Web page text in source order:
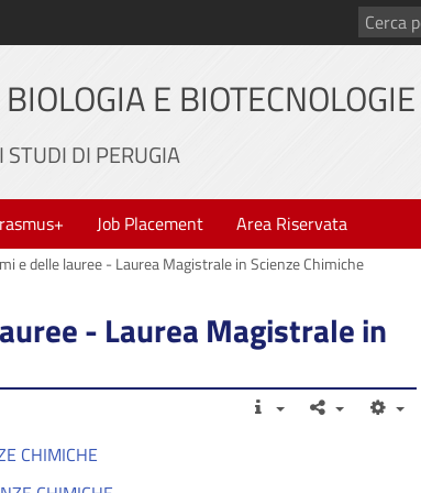
Cerca
persone
E BIOTECNOLOGIE
DI PERUGIA
Job Placement Area Riservata
e delle lauree - Laurea Magistrale in Scienze Chimiche
- Laurea Magistrale in
CHIMICHE